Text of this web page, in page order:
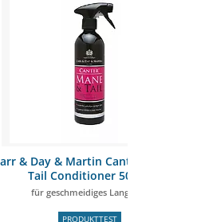
Canter Mane &
500ml
Langhaar